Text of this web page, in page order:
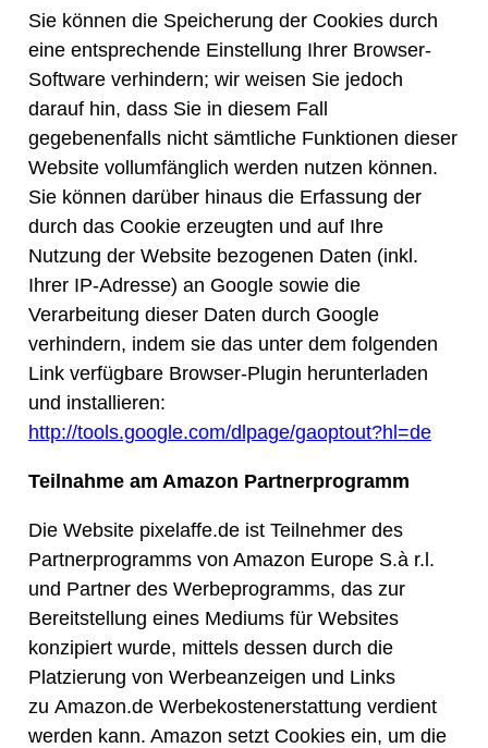
Sie können die Speicherung der Cookies durch
eine entsprechende Einstellung Ihrer Browser-
Software verhindern; wir weisen Sie jedoch
darauf hin, dass Sie in diesem Fall
gegebenenfalls nicht sämtliche Funktionen dieser
Website vollumfänglich werden nutzen können.
Sie können darüber hinaus die Erfassung der
durch das Cookie erzeugten und auf Ihre
Nutzung der Website bezogenen Daten (inkl.
Ihrer IP-Adresse) an Google sowie die
Verarbeitung dieser Daten durch Google
verhindern, indem sie das unter dem folgenden
Link verfügbare Browser-Plugin herunterladen
und installieren:
http://tools.google.com/dlpage/gaoptout?hl=de
Teilnahme am Amazon Partnerprogramm
Die Website pixelaffe.de ist Teilnehmer des
Partnerprogramms von Amazon Europe S.à r.l.
und Partner des Werbeprogramms, das zur
Bereitstellung eines Mediums für Websites
konzipiert wurde, mittels dessen durch die
Platzierung von Werbeanzeigen und Links
zu Amazon.de Werbekostenerstattung verdient
werden kann. Amazon setzt Cookies ein, um die